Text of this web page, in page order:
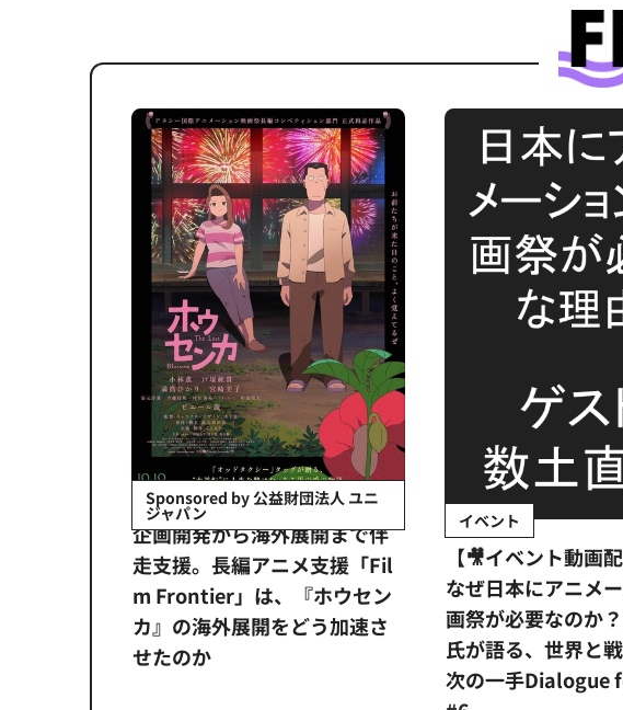
Sponsored by 公益財団法人 ユニ
ジャパン
企画開発から海外展開まで伴
走支援。長編アニメ支援「Fil
m Frontier」は、『ホウセン
カ』の海外展開をどう加速さ
せたのか
イベント
【🎥イベント動画
なぜ日本にアニメ
画祭が必要なのか
氏が語る、世界と
次の一手Dialogue